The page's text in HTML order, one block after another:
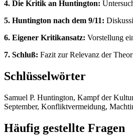
4. Die Kritik an Huntington:
5. Huntington nach dem 9/11:
6. Eigener Kritikansatz: Vorstellung
7. Schluß: Fazit zur Relevanz der
Schlüsselwörter
Samuel P. Huntington, Kampf der
September, Konfliktvermeidung,
Häufig gestellte Fragen